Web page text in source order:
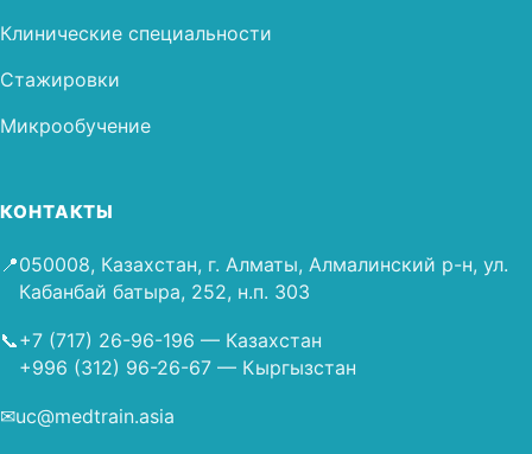
Клинические специальности
Стажировки
Микрообучение
КОНТАКТЫ
📍050008, Казахстан, г. Алматы, Алмалинский р-н, ул.
Кабанбай батыра, 252, н.п. 303
📞+7 (717) 26-96-196 — Казахстан
+996 (312) 96-26-67 — Кыргызстан
✉uc@medtrain.asia